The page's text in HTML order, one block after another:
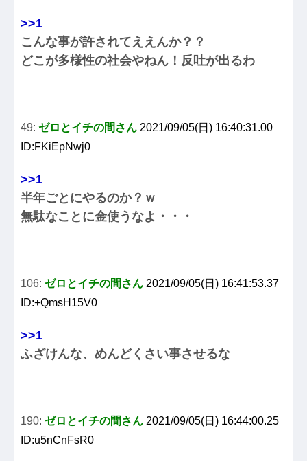
>>1
こんな事が許されてええんか？？
どこが多様性の社会やねん！反吐が出るわ
49: ゼロとイチの間さん 2021/09/05(日) 16:40:31.00
ID:FKiEpNwj0
>>1
半年ごとにやるのか？ｗ
無駄なことに金使うなよ・・・
106: ゼロとイチの間さん 2021/09/05(日) 16:41:53.37
ID:+QmsH15V0
>>1
ふざけんな、めんどくさい事させるな
190: ゼロとイチの間さん 2021/09/05(日) 16:44:00.25
ID:u5nCnFsR0